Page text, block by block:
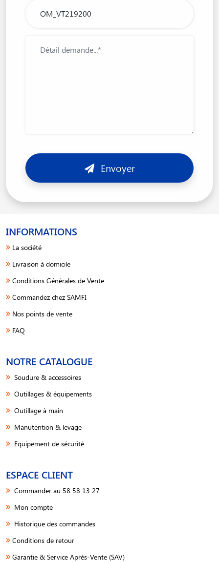
Envoyer
INFORMATIONS
La société
Livraison à domicile
Conditions Générales de Vente
Commandez chez SAMFI
Nos points de vente
FAQ
NOTRE CATALOGUE
Soudure & accessoires
Outillages & équipements
Outillage à main
Manutention & levage
Equipement de sécurité
ESPACE CLIENT
Commander au 58 58 13 27
Mon compte
Historique des commandes
Conditions de retour
Garantie & Service Après-Vente (SAV)